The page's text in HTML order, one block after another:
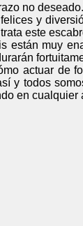
no
y
este
muy
actuar de
y todos
en